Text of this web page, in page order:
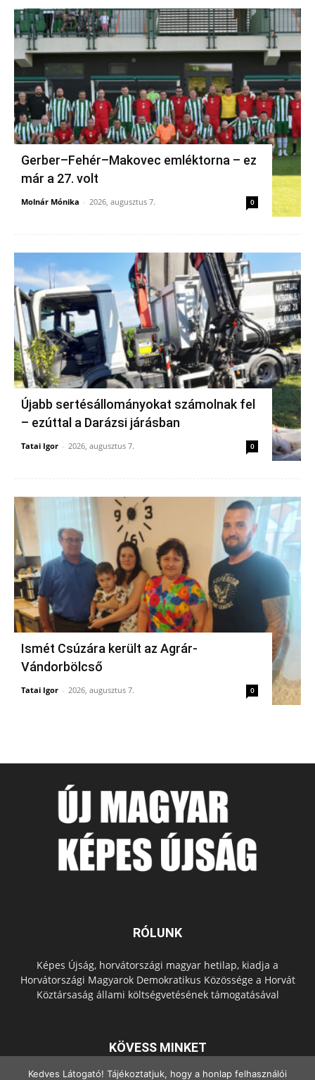
Gerber–Fehér–Makovec emléktorna – ez
már a 27. volt
Molnár Mónika - 2026, augusztus 7. 0
Újabb sertésállományokat számolnak fel
– ezúttal a Darázsi járásban
Tatai Igor - 2026, augusztus 7. 0
Ismét Csúzára került az Agrár-
Vándorbölcső
Tatai Igor - 2026, augusztus 7. 0
RÓLUNK
Képes Újság, horvátországi magyar hetilap, kiadja a
Horvátországi Magyarok Demokratikus Közössége a Horvát
Köztársaság állami költségvetésének támogatásával
KÖVESS MINKET
Kedves Látogató! Tájékoztatjuk, hogy a honlap felhasználói